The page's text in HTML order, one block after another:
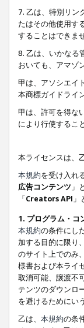
7. 乙は、特別リン
たはその他使用す
することはできま
8. 乙は、いかなる
おいても、アマゾ
甲は、アソシエイ
本商標ガイドライ
甲は、許可を得な
により行使するこ
本ライセンスは、
本規約を受け入れ
広告コンテンツ 」
「Creators API
1. プログラム・コ
本規約の条件にし
加する目的に限り
のサイト上でのみ
様書および本ライ
取消可能、譲渡不
テンツのダウンロ
を避けるためにい
乙は、 本規約の条